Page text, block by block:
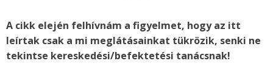
A cikk elején felhívnám a figyelmet, hogy az itt
leírtak csak a mi meglátásainkat tükrözik, senki ne
tekintse kereskedési/befektetési tanácsnak!